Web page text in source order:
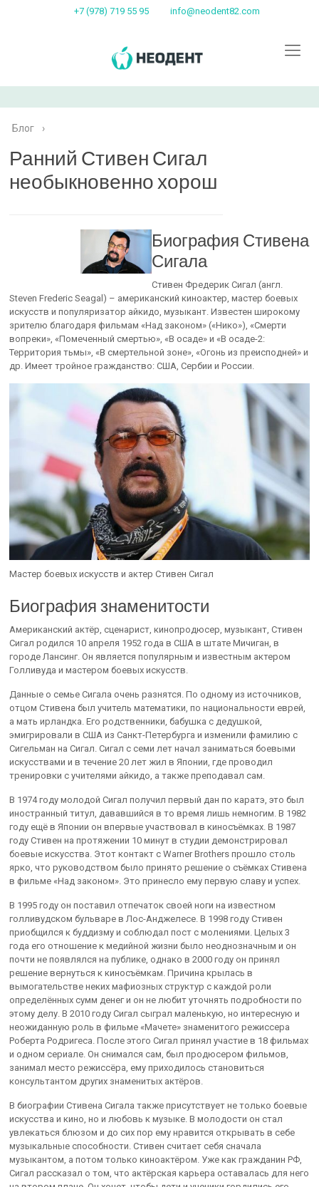
+7 (978) 719 55 95 info@neodent82.com
Блог ›
Ранний Стивен Сигал
необыкновенно хорош
Биография Стивена
Сигала
Стивен Фредерик Сигал (англ.
Steven Frederic Seagal) – американский киноактер, мастер боевых
искусств и популяризатор айкидо, музыкант. Известен широкому
зрителю благодаря фильмам «Над законом» («Нико»), «Смерти
вопреки», «Помеченный смертью», «В осаде» и «В осаде-2:
Территория тьмы», «В смертельной зоне», «Огонь из преисподней» и
др. Имеет тройное гражданство: США, Сербии и России.
Мастер боевых искусств и актер Стивен Сигал
Биография знаменитости
Американский актёр, сценарист, кинопродюсер, музыкант, Стивен
Сигал родился 10 апреля 1952 года в США в штате Мичиган, в
городе Лансинг. Он является популярным и известным актером
Голливуда и мастером боевых искусств.
Данные о семье Сигала очень разнятся. По одному из источников,
отцом Стивена был учитель математики, по национальности еврей,
а мать ирландка. Его родственники, бабушка с дедушкой,
эмигрировали в США из Санкт-Петербурга и изменили фамилию с
Сигельман на Сигал. Сигал с семи лет начал заниматься боевыми
искусствами и в течение 20 лет жил в Японии, где проводил
тренировки с учителями айкидо, а также преподавал сам.
В 1974 году молодой Сигал получил первый дан по каратэ, это был
иностранный титул, дававшийся в то время лишь немногим. В 1982
году ещё в Японии он впервые участвовал в киносъёмках. В 1987
году Стивен на протяжении 10 минут в студии демонстрировал
боевые искусства. Этот контакт с Warner Brothers прошло столь
ярко, что руководством было принято решение о съёмках Стивена
в фильме «Над законом». Это принесло ему первую славу и успех.
В 1995 году он поставил отпечаток своей ноги на известном
голливудском бульваре в Лос-Анджелесе. В 1998 году Стивен
приобщился к буддизму и соблюдал пост с молениями. Целых 3
года его отношение к медийной жизни было неоднозначным и он
почти не появлялся на публике, однако в 2000 году он принял
решение вернуться к киносъёмкам. Причина крылась в
вымогательстве неких мафиозных структур с каждой роли
определённых сумм денег и он не любит уточнять подробности по
этому делу. В 2010 году Сигал сыграл маленькую, но интересную и
неожиданную роль в фильме «Мачете» знаменитого режиссера
Роберта Родригеса. После этого Сигал принял участие в 18 фильмах
и одном сериале. Он снимался сам, был продюсером фильмов,
занимал место режиссёра, ему приходилось становиться
консультантом других знаменитых актёров.
В биографии Стивена Сигала также присутствует не только боевые
искусства и кино, но и любовь к музыке. В молодости он стал
увлекаться блюзом и до сих пор ему нравится открывать в себе
музыкальные способности. Стивен считает себя сначала
музыкантом, а потом только киноактёром. Уже как гражданин РФ,
Сигал рассказал о том, что актёрская карьера оставалась для него